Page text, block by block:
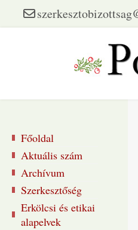
Főoldal
Aktuális szám
Archívum
Szerkesztőség
Erkölcsi és etikai
alapelvek